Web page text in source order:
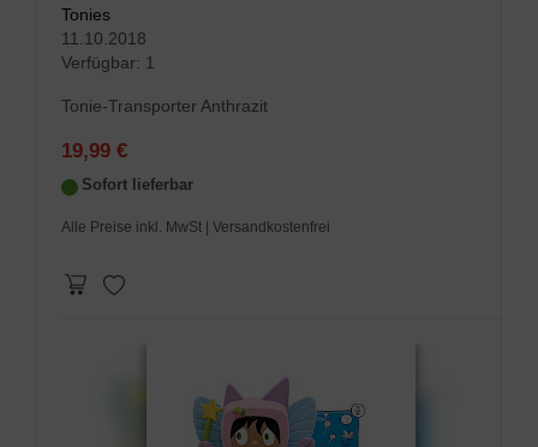
Tonies
11.10.2018
Verfügbar: 1
Tonie-Transporter Anthrazit
19,99 €
Sofort lieferbar
Alle Preise inkl. MwSt | Versandkostenfrei